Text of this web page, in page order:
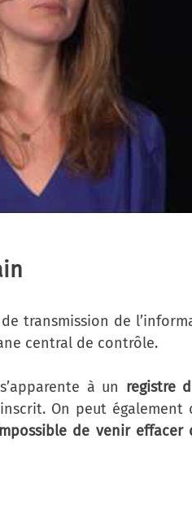
transmission de
central de contrôle.
à un registre
On peut également
de venir effacer